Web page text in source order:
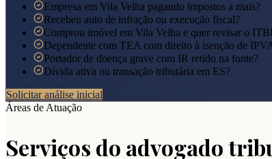
Empresa em Vila Velha pagando impostos a mais?
Recebeu auto de infração ou execução fiscal?
Comprou imóvel em Vila Velha e quer revisar o
Dependente com TEA com direito à isenção de
Portador de doença grave com IR retido na fonte?
Dívida ativa ou transação tributária em ES?
Solicitar análise inicial
Áreas de Atuação
Serviços do advogado